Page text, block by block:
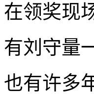
在领奖现
有刘守量
也有许多